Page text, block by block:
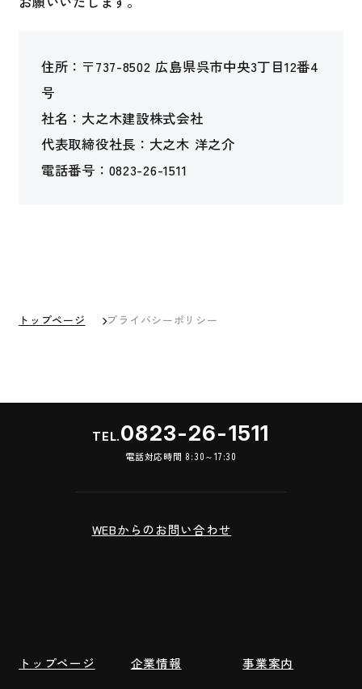
住所：〒737-8502 広島県呉市中央3丁目12番4
号
社名：大之木建設株式会社
代表取締役社長：大之木 洋之介
電話番号：0823-26-1511
トップページ プライバシーポリシー
TEL.0823-26-1511
電話対応時間 8:30～17:30
WEBからのお問い合わせ
トップページ 企業情報 事業案内